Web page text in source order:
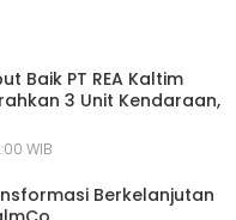
Baik PT REA Kaltim
3 Unit Kendaraan,
WIB
Berkelanjutan